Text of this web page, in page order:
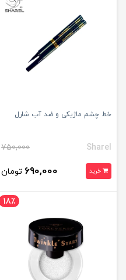
خط چشم ماژیکی و ضد آب شارل
Sharel
750,000
خرید 690,000 تومان
18٪